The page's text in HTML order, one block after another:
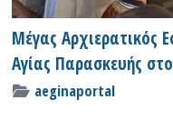
Μέγας Αρχιερατικός
Αγίας Παρασκευής
aeginaportal